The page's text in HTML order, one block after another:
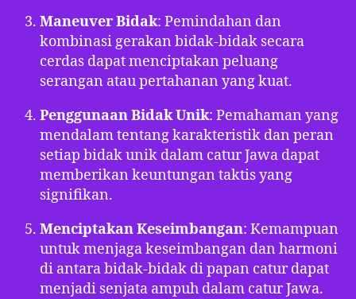
Maneuver Bidak: Pemindahan dan
kombinasi gerakan bidak-bidak secara
cerdas dapat menciptakan peluang
serangan atau pertahanan yang kuat.
Penggunaan Bidak Unik: Pemahaman yang
mendalam tentang karakteristik dan peran
setiap bidak unik dalam catur Jawa dapat
memberikan keuntungan taktis yang
signifikan.
Menciptakan Keseimbangan: Kemampuan
untuk menjaga keseimbangan dan harmoni
di antara bidak-bidak di papan catur dapat
menjadi senjata ampuh dalam catur Jawa.